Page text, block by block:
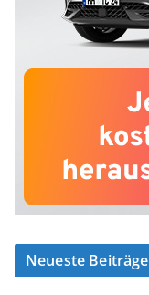
Neueste Beiträge